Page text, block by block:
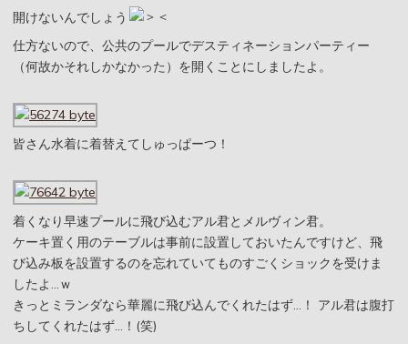
開けないんでしょう
仕方ないので、公共のプールでデスティネーションパーティー
（何故かそれしかなかった）を開くことにしましたよ。
皆さん水着に着替えてしゅっぱーつ！
着くなり早速プールに飛び込むアル君とメルヴィン君。
ケーキ置く用のテーブルは事前に設置しておいたんですけど、飛
び込み板を設置するのを忘れていてものすごくショックを受けま
したよ…ｗ
きっとミランダなら華麗に飛び込んでくれたはず…！ アル君は腹打
ちしてくれたはず…！(笑)